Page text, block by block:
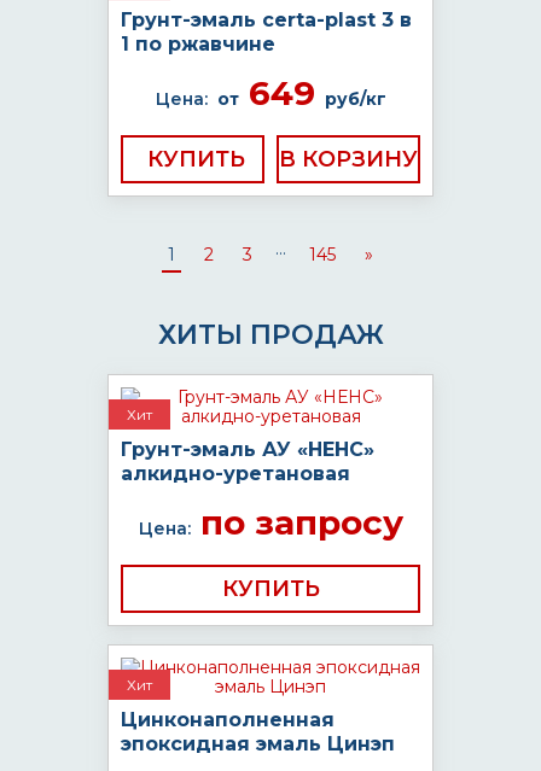
Грунт-эмаль certa-plast 3 в
1 по ржавчине
Цена: от649 руб/кг
КУПИТЬ
1 2 3 ... 145 »
ХИТЫ ПРОДАЖ
Хит
Грунт-эмаль АУ «НЕНС»
алкидно-уретановая
Цена:по запросу
КУПИТЬ
Хит
Цинконаполненная
эпоксидная эмаль Цинэп